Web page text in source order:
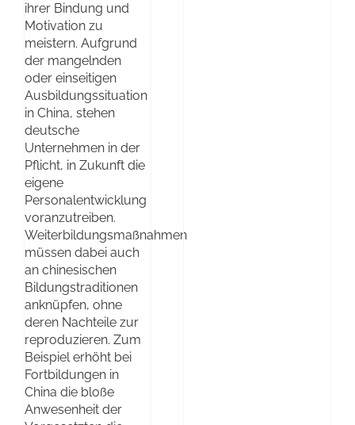
ihrer Bindung und
Motivation zu
meistern. Aufgrund
der mangelnden
oder einseitigen
Ausbildungssituation
in China, stehen
deutsche
Unternehmen in der
Pflicht, in Zukunft die
eigene
Personalentwicklung
voranzutreiben.
Weiterbildungsmaßnahmen
müssen dabei auch
an chinesischen
Bildungstraditionen
anknüpfen, ohne
deren Nachteile zur
reproduzieren. Zum
Beispiel erhöht bei
Fortbildungen in
China die bloße
Anwesenheit der